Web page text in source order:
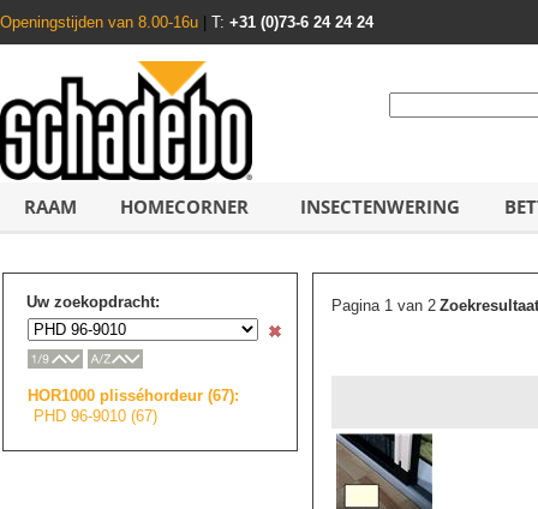
Openingstijden van 8.00-16u T: +31 (0)73-6 24 24 24
RAAM HOMECORNER INSECTENWERING
Uw zoekopdracht:
HOR1000 plisséhordeur (67):
PHD 96-9010 (67)
Pagina 1 van 2Zoekresultaat